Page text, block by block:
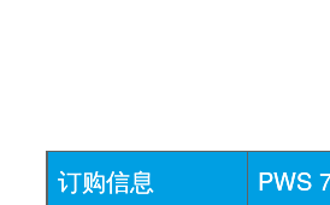
订购信息
PWS